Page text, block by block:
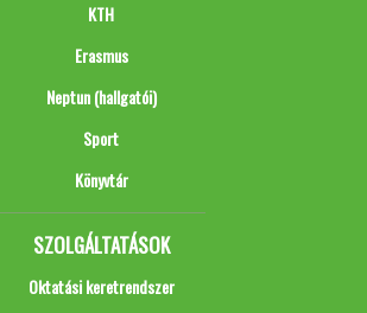
KTH
Erasmus
Neptun (hallgatói)
Sport
Könyvtár
SZOLGÁLTATÁSOK
Oktatási keretrendszer